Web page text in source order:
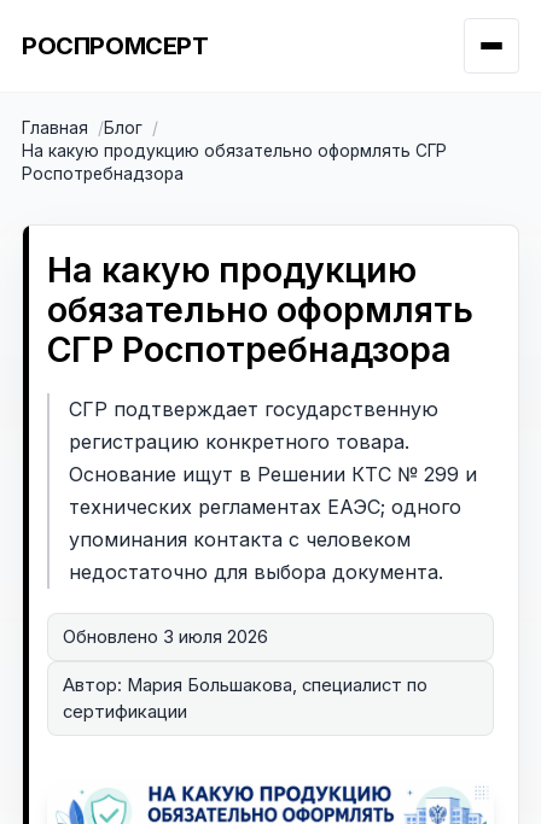
РОСПРОМСЕРТ
Главная
Блог
На какую продукцию обязательно оформлять СГР
Роспотребнадзора
На какую продукцию
обязательно оформлять
СГР Роспотребнадзора
СГР подтверждает государственную
регистрацию конкретного товара.
Основание ищут в Решении КТС № 299 и
технических регламентах ЕАЭС; одного
упоминания контакта с человеком
недостаточно для выбора документа.
Обновлено 3 июля 2026
Автор: Мария Большакова, специалист по
сертификации